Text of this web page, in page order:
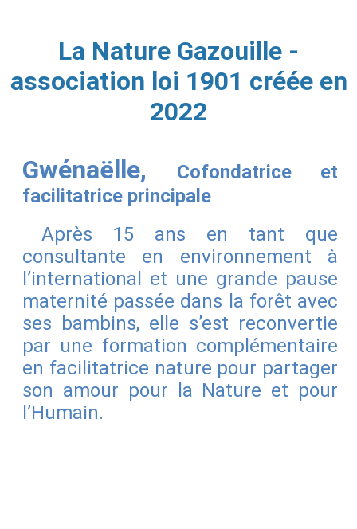
La Nature Gazouille -
association loi 1901 créée en
2022
Gwénaëlle,
Cofondatrice et
facilitatrice principale
Après 15 ans en tant que
consultante en environnement à
l’international et une grande pause
maternité passée dans la forêt avec
ses bambins, elle s’est reconvertie
par une formation complémentaire
en facilitatrice nature pour partager
son amour pour la Nature et pour
l’Humain.